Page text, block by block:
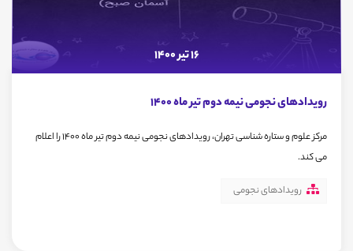
16 تیر 1400
رویدادهای نجومی نیمه دوم تیر ماه 1400
مرکز علوم و ستاره شناسی تهران، رویدادهای نجومی نیمه دوم تیر ماه 1400 را اعلام
می کند.
رویدادهای نجومی